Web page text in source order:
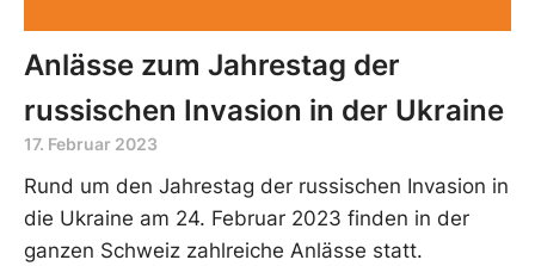
Anlässe zum Jahrestag der
russischen Invasion in der Ukraine
17. Februar 2023
Rund um den Jahrestag der russischen Invasion in
die Ukraine am 24. Februar 2023 finden in der
ganzen Schweiz zahlreiche Anlässe statt.